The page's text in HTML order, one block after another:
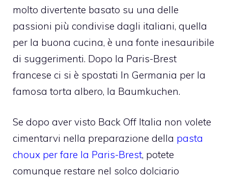
molto divertente basato su una delle
passioni più condivise dagli italiani, quella
per la buona cucina, è una fonte inesauribile
di suggerimenti. Dopo la Paris-Brest
francese ci si è spostati In Germania per la
famosa torta albero, la Baumkuchen.
Se dopo aver visto Back Off Italia non volete
cimentarvi nella preparazione della pasta
choux per fare la Paris-Brest, potete
comunque restare nel solco dolciario